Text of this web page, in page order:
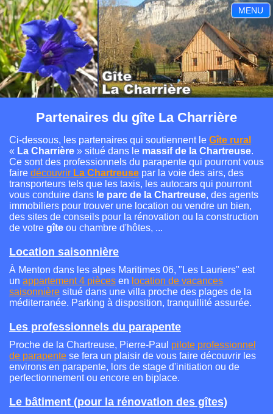
MENU
Partenaires du gîte La Charrière
Ci-dessous, les partenaires qui soutiennent le Gîte rural
« La Charrière » situé dans le massif de la Chartreuse.
Ce sont des professionnels du parapente qui pourront vous
faire découvrir La Chartreuse par la voie des airs, des
transporteurs tels que les taxis, les autocars qui pourront
vous conduire dans le parc de la Chartreuse, des agents
immobiliers pour trouver une location ou vendre un bien,
des sites de conseils pour la rénovation ou la construction
de votre gîte ou chambre d'hôtes, ...
Location saisonnière
À Menton dans les alpes Maritimes 06, "Les Lauriers" est
un appartement 4 pièces en location de vacances
saisonnière situé dans une villa proche des plages de la
méditerranée. Parking à disposition, tranquillité assurée.
Les professionnels du parapente
Proche de la Chartreuse, Pierre-Paul pilote professionnel
de parapente se fera un plaisir de vous faire découvrir les
environs en parapente, lors de stage d'initiation ou de
perfectionnement ou encore en biplace.
Le bâtiment (pour la rénovation des gîtes)